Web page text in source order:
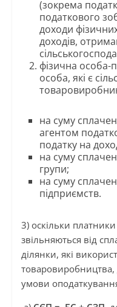
(зокрема
податкового
доходи
доходів,
фізична
особа, які є
на суму
агентом
податку на
на суму
групи;
на суму
підприємств.
3) оскільки
звільняються від
ділянки, які
умови